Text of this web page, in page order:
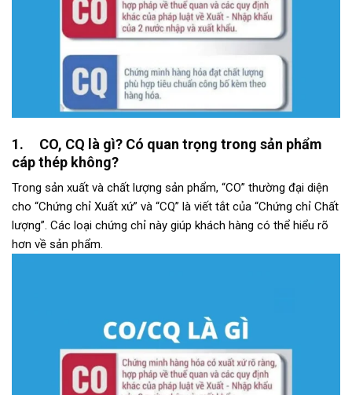
1. CO, CQ là gì? Có quan trọng trong sản phẩm
cáp thép không?
Trong sản xuất và chất lượng sản phẩm, “CO” thường đại diện
cho “Chứng chỉ Xuất xứ” và “CQ” là viết tắt của “Chứng chỉ Chất
lượng”. Các loại chứng chỉ này giúp khách hàng có thể hiểu rõ
hơn về sản phẩm.